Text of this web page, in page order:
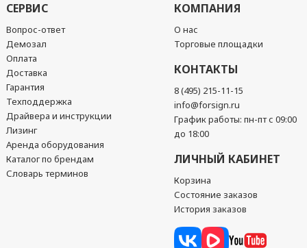
СЕРВИС
Вопрос-ответ
Демозал
Оплата
Доставка
Гарантия
Техподдержка
Драйвера и инструкции
Лизинг
Аренда оборудования
Каталог по брендам
Словарь терминов
КОМПАНИЯ
О нас
Торговые площадки
КОНТАКТЫ
8 (495) 215-11-15
info@forsign.ru
График работы: пн-пт с 09:00
до 18:00
ЛИЧНЫЙ КАБИНЕТ
Корзина
Состояние заказов
История заказов